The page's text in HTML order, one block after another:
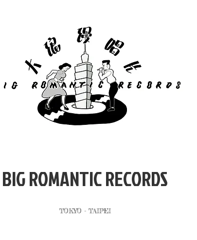
​BIG ROMANTIC RECORDS
TOKYO - TAIPEI